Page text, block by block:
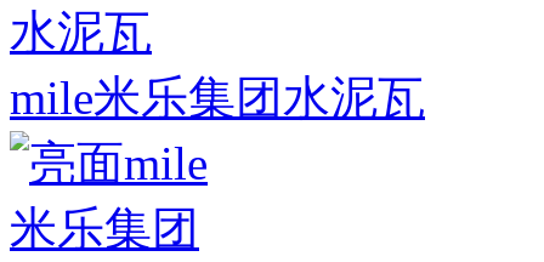
mile米乐集团水泥瓦